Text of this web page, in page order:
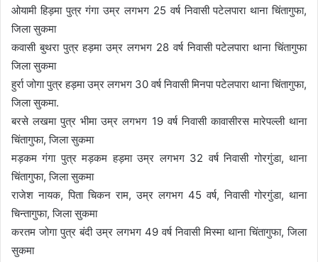
ओयामी हिड़मा पुत्र गंगा उम्र लगभग 25 वर्ष निवासी पटेलपारा थाना चिंतागुफा,
जिला सुकमा
कवासी बुथरा पुत्र हड़मा उम्र लगभग 28 वर्ष निवासी पटेलपारा थाना चिंतागुफा
जिला सुकमा
हुर्रा जोगा पुत्र हड़मा उम्र लगभग 30 वर्ष निवासी मिनपा पटेलपारा थाना चिंतागुफा,
जिला सुकमा.
बरसे लखमा पुत्र भीमा उम्र लगभग 19 वर्ष निवासी कावासीरस मारेपल्ली थाना
चिंतागुफा, जिला सुकमा
मड़कम गंगा पुत्र मड़कम हड़मा उम्र लगभग 32 वर्ष निवासी गोरगुंडा, थाना
चिंतागुफा, जिला सुकमा
राजेश नायक, पिता चिकन राम, उम्र लगभग 45 वर्ष, निवासी गोरगुंडा, थाना
चिन्तागुफा, जिला सुकमा
करतम जोगा पुत्र बंदी उम्र लगभग 49 वर्ष निवासी मिस्मा थाना चिंतागुफा, जिला
सुकमा